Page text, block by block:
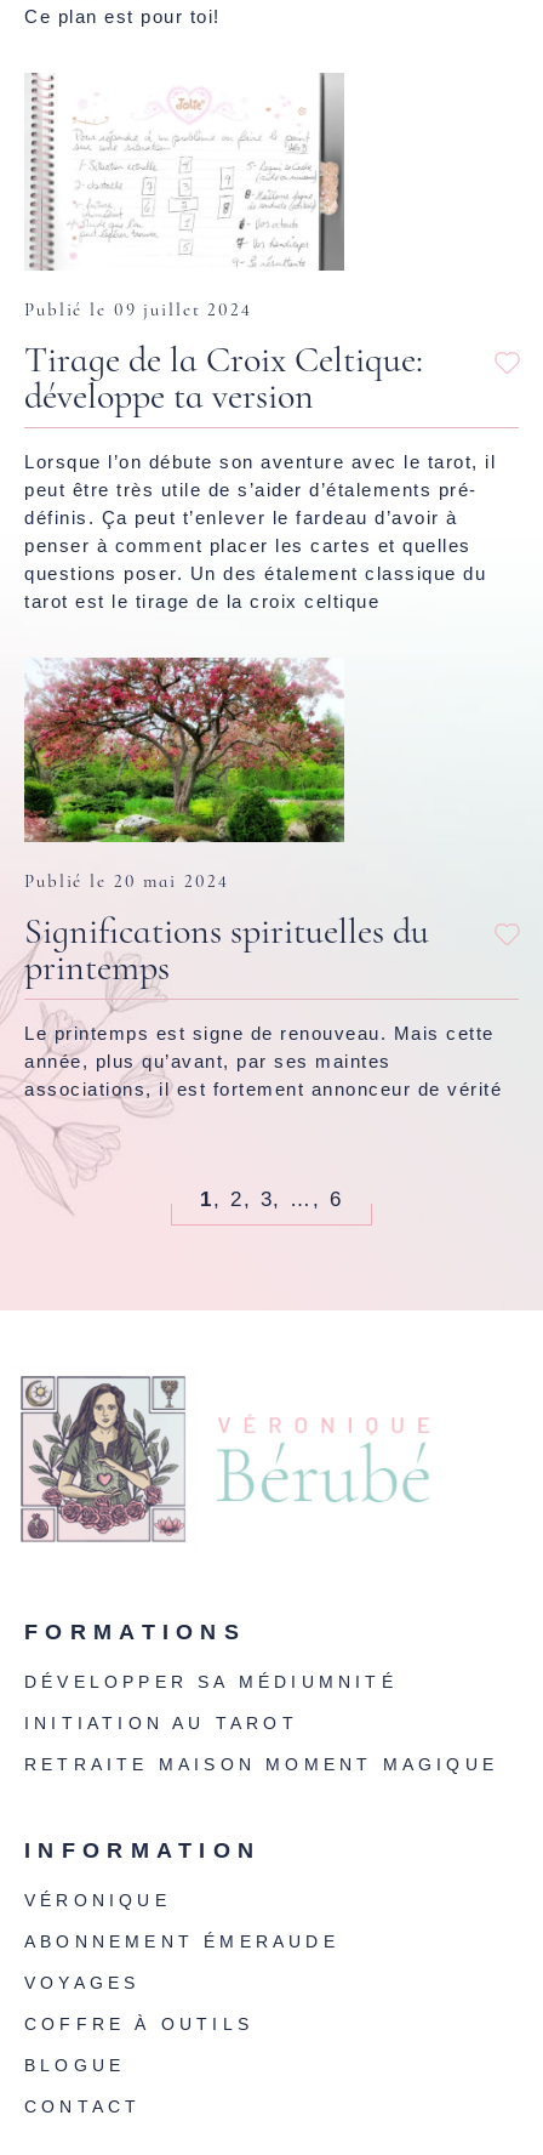
Ce plan est pour toi!
Publié le 09 juillet 2024
Tirage de la Croix Celtique:
développe ta version
Lorsque l’on débute son aventure avec le tarot, il
peut être très utile de s’aider d’étalements pré-
définis. Ça peut t’enlever le fardeau d’avoir à
penser à comment placer les cartes et quelles
questions poser. Un des étalement classique du
tarot est le tirage de la croix celtique
Publié le 20 mai 2024
Significations spirituelles du
printemps
Le printemps est signe de renouveau. Mais cette
année, plus qu’avant, par ses maintes
associations, il est fortement annonceur de vérité
1, 2, 3, … , 6
FORMATIONS
DÉVELOPPER SA MÉDIUMNITÉ
INITIATION AU TAROT
RETRAITE MAISON MOMENT MAGIQUE
INFORMATION
VÉRONIQUE
ABONNEMENT ÉMERAUDE
VOYAGES
COFFRE À OUTILS
BLOGUE
CONTACT